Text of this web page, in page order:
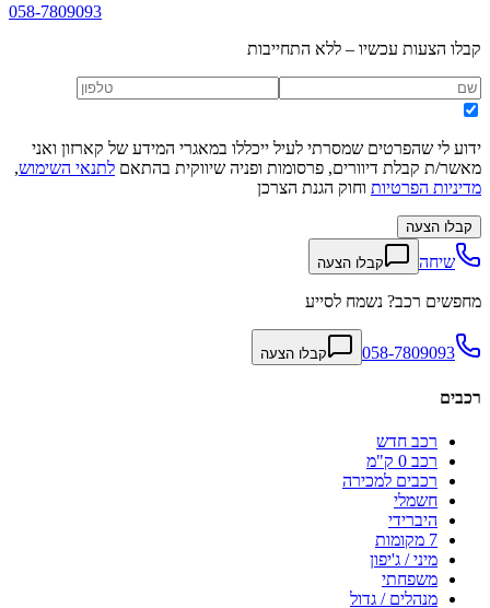
058-7809093
קבלו הצעות עכשיו – ללא התחייבות
ידוע לי שהפרטים שמסרתי לעיל ייכללו במאגרי המידע של קארזון ואני
מאשר/ת קבלת דיוורים, פרסומות ופניה שיווקית בהתאם לתנאי השימוש,
מדיניות הפרטיות וחוק הגנת הצרכן
קבלו הצעה
שיחה קבלו הצעה
מחפשים רכב? נשמח לסייע
058-7809093 קבלו הצעה
רכבים
רכב חדש
רכב 0 ק"מ
רכבים למכירה
חשמלי
היברידי
7 מקומות
מיני / ג'יפון
משפחתי
מנהלים / גדול